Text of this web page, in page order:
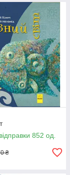
852 од.
₴